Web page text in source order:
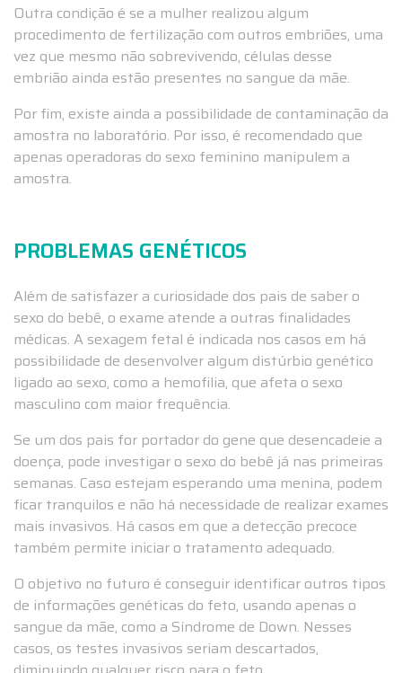
Outra condição é se a mulher realizou algum
procedimento de fertilização com outros embriões, uma
vez que mesmo não sobrevivendo, células desse
embrião ainda estão presentes no sangue da mãe.
Por fim, existe ainda a possibilidade de contaminação da
amostra no laboratório. Por isso, é recomendado que
apenas operadoras do sexo feminino manipulem a
amostra.
PROBLEMAS GENÉTICOS
Além de satisfazer a curiosidade dos pais de saber o
sexo do bebê, o exame atende a outras finalidades
médicas. A sexagem fetal é indicada nos casos em há
possibilidade de desenvolver algum distúrbio genético
ligado ao sexo, como a hemofilia, que afeta o sexo
masculino com maior frequência.
Se um dos pais for portador do gene que desencadeie a
doença, pode investigar o sexo do bebê já nas primeiras
semanas. Caso estejam esperando uma menina, podem
ficar tranquilos e não há necessidade de realizar exames
mais invasivos. Há casos em que a detecção precoce
também permite iniciar o tratamento adequado.
O objetivo no futuro é conseguir identificar outros tipos
de informações genéticas do feto, usando apenas o
sangue da mãe, como a Síndrome de Down. Nesses
casos, os testes invasivos seriam descartados,